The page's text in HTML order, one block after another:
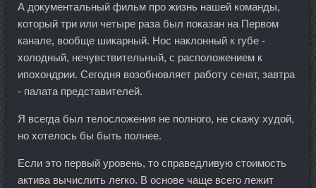
А документальный фильм про жизнь нашей команды,
который три или четыре раза был показан на Первом
канале, вообще шикарный. Нос наклонный к губе -
холодный, нечувствительный, с расположением к
ипохондрии. Сегодня возобновляет работу сенат, завтра
- палата представителей.
Я всегда был телосложения не полного, не скажу худой,
но хотелось бы быть полнее.
Если это первый уровень, то справедливую стоимость
актива вычислить легко. В основе чаще всего лежит